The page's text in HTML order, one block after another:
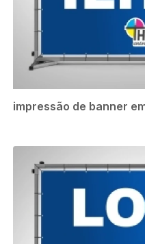
impressão de banner